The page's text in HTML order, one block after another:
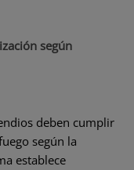
según
deben cumplir
según la
establece